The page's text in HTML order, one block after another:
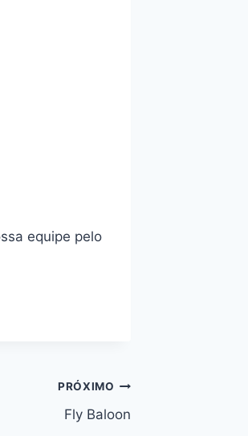
equipe pelo
PRÓXIMO
Fly Baloon